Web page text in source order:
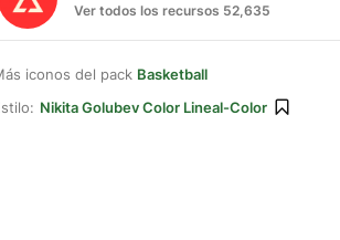
Ver todos los recursos 52,635
iconos del pack Basketball
Nikita Golubev Color Lineal-Color